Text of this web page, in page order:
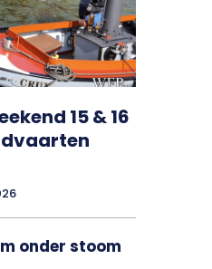
15 & 16
onder stoom